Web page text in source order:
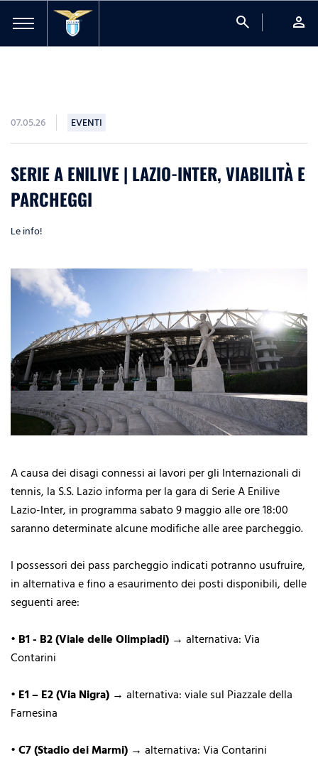
search person
07.05.26 EVENTI
SERIE A ENILIVE | LAZIO-INTER, VIABILITÀ E
PARCHEGGI
Le info!
A causa dei disagi connessi ai lavori per gli Internazionali di
tennis, la S.S. Lazio informa per la gara di Serie A Enilive
Lazio-Inter, in programma sabato 9 maggio alle ore 18:00
saranno determinate alcune modifiche alle aree parcheggio.
I possessori dei pass parcheggio indicati potranno usufruire,
in alternativa e fino a esaurimento dei posti disponibili, delle
seguenti aree:
• B1 - B2 (Viale delle Olimpiadi) → alternativa: Via
Contarini
• E1 – E2 (Via Nigra) → alternativa: viale sul Piazzale della
Farnesina
•C7 (Stadio dei Marmi) → alternativa: Via Contarini